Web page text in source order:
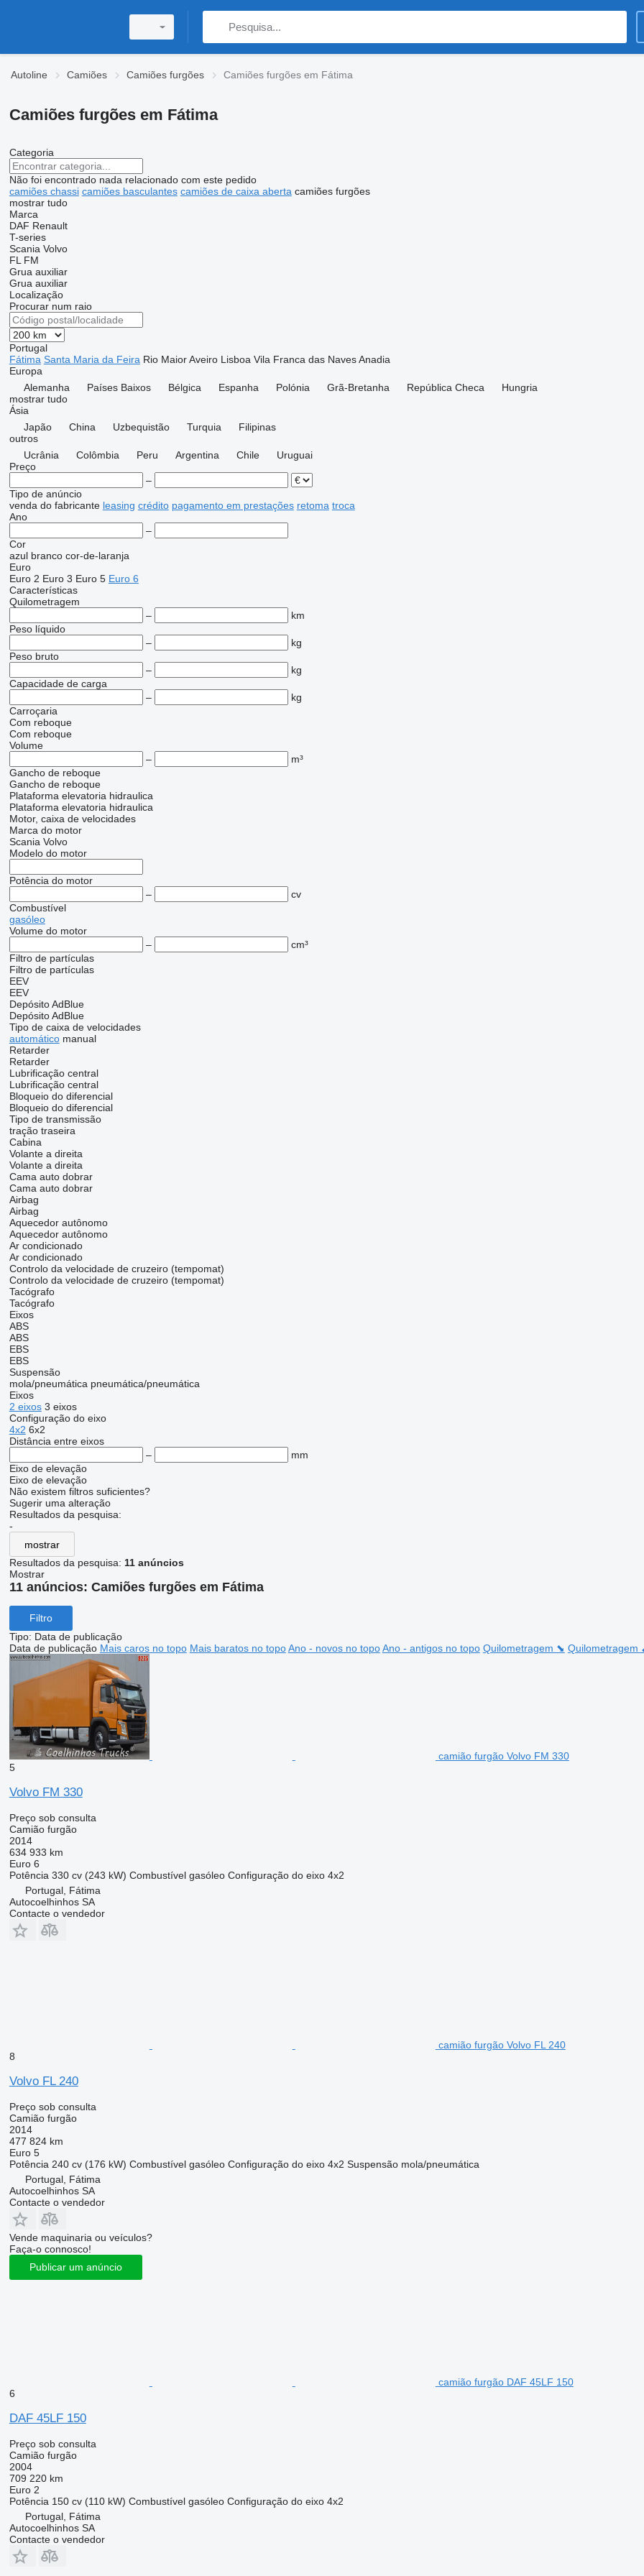
Autoline Camiões Camiões furgões Camiões furgões em Fátima
Camiões furgões em Fátima
Categoria
Não foi encontrado nada relacionado com este pedido
camiões chassi camiões basculantes camiões de caixa aberta camiões furgões
mostrar tudo
Marca
DAF Renault
T-series
Scania Volvo
FL FM
Grua auxiliar
Grua auxiliar
Localização
Procurar num raio
Portugal
Fátima Santa Maria da Feira Rio Maior Aveiro Lisboa Vila Franca das Naves Anadia
Europa
Alemanha
Países Baixos Bélgica Espanha Polónia Grã-Bretanha República Checa
Hungria
mostrar tudo
Ásia
Japão
China Uzbequistão Turquia
Filipinas
outros
Ucrânia
Colômbia Peru Argentina Chile
Uruguai
Preço
–
Tipo de anúncio
venda do fabricante leasing crédito pagamento em prestações retoma troca
Ano
–
Cor
azul branco cor-de-laranja
Euro
Euro 2 Euro 3 Euro 5 Euro 6
Características
Quilometragem
–
km
Peso líquido
–
kg
Peso bruto
–
kg
Capacidade de carga
–
kg
Carroçaria
Com reboque
Com reboque
Volume
–
m³
Gancho de reboque
Gancho de reboque
Plataforma elevatoria hidraulica
Plataforma elevatoria hidraulica
Motor, caixa de velocidades
Marca do motor
Scania Volvo
Modelo do motor
Potência do motor
–
cv
Combustível
gasóleo
Volume do motor
–
cm³
Filtro de partículas
Filtro de partículas
EEV
EEV
Depósito AdBlue
Depósito AdBlue
Tipo de caixa de velocidades
automático manual
Retarder
Retarder
Lubrificação central
Lubrificação central
Bloqueio do diferencial
Bloqueio do diferencial
Tipo de transmissão
tração traseira
Cabina
Volante a direita
Volante a direita
Cama auto dobrar
Cama auto dobrar
Airbag
Airbag
Aquecedor autônomo
Aquecedor autônomo
Ar condicionado
Ar condicionado
Controlo da velocidade de cruzeiro (tempomat)
Controlo da velocidade de cruzeiro (tempomat)
Tacógrafo
Tacógrafo
Eixos
ABS
ABS
EBS
EBS
Suspensão
mola/pneumática pneumática/pneumática
Eixos
2 eixos 3 eixos
Configuração do eixo
4x2 6x2
Distância entre eixos
–
mm
Eixo de elevação
Eixo de elevação
Não existem filtros suficientes?
Sugerir uma alteração
Resultados da pesquisa:
-
mostrar
Resultados da pesquisa: 11 anúncios
Mostrar
11 anúncios: Camiões furgões em Fátima
Filtro
Tipo: Data de publicação
Data de publicação Mais caros no topo Mais baratos no topo Ano - novos no topo Ano - antigos no topo Quilometragem ⬊ Quilometragem
camião furgão Volvo FM 330
5
Volvo FM 330
Preço sob consulta
Camião furgão
2014
634 933 km
Euro 6
Potência 330 cv (243 kW) Combustível gasóleo Configuração do eixo 4x2
Portugal, Fátima
Autocoelhinhos SA
Contacte o vendedor
camião furgão Volvo FL 240
8
Volvo FL 240
Preço sob consulta
Camião furgão
2014
477 824 km
Euro 5
Potência 240 cv (176 kW) Combustível gasóleo Configuração do eixo 4x2 Suspensão mola/pneumática
Portugal, Fátima
Autocoelhinhos SA
Contacte o vendedor
Vende maquinaria ou veículos?
Faça-o connosco!
Publicar um anúncio
camião furgão DAF 45LF 150
6
DAF 45LF 150
Preço sob consulta
Camião furgão
2004
709 220 km
Euro 2
Potência 150 cv (110 kW) Combustível gasóleo Configuração do eixo 4x2
Portugal, Fátima
Autocoelhinhos SA
Contacte o vendedor